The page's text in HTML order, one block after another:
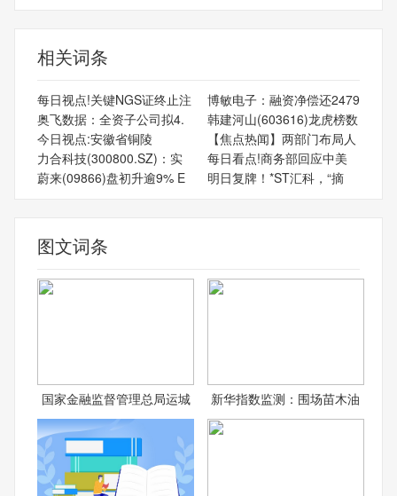
相关词条
每日视点!关键NGS证终止注
博敏电子：融资净偿还2479
奥飞数据：全资子公司拟4.
韩建河山(603616)龙虎榜数
今日视点:‌安徽省‌铜陵
【焦点热闻】两部门布局人
力合科技(300800.SZ)：实
每日看点!商务部回应中美
蔚来(09866)盘初升逾9% E
明日复牌！*ST汇科，“摘
图文词条
国家金融监督管理总局运城 新华指数监测：围场苗木油